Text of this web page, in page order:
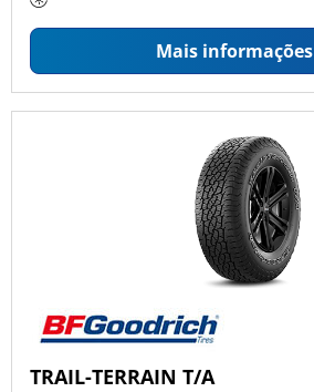
Mais informações
TRAIL-TERRAIN T/A